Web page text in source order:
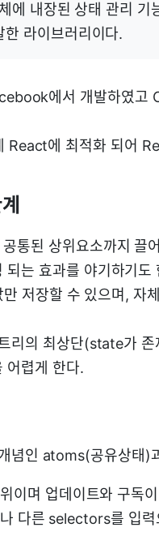
에 내장된 상태 관리
라이브러리이다.
에서 개발하였고
React에 최적화 되어
통된 상위요소까지 끌
되는 효과를 야기하기도
저장할 수 있으며, 자
리의 최상단(state가
어렵게 한다.
념인 atoms(공유상태
이며 업데이트와 구독
다른 selectors를 입력